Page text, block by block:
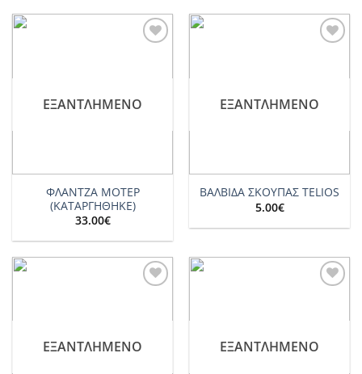
ΕΞΑΝΤΛΗΜΈΝΟ
ΦΛΑΝΤΖΑ ΜΟΤΕΡ
(ΚΑΤΑΡΓΗΘΗΚΕ)
33.00€
ΕΞΑΝΤΛΗΜΈΝΟ
ΒΑΛΒΙΔΑ ΣΚΟΥΠΑΣ TELIOS
5.00€
ΕΞΑΝΤΛΗΜΈΝΟ ΕΞΑΝΤΛΗΜΈΝΟ